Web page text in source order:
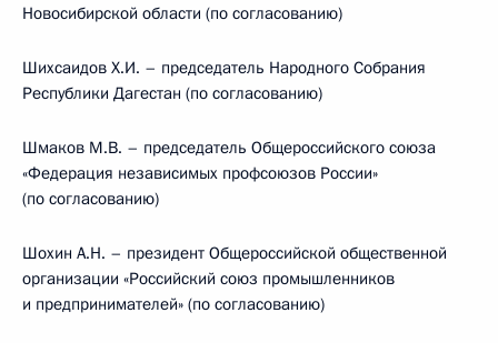
Новосибирской области (по согласованию)
Шихсаидов Х.И. – председатель Народного Собрания
Республики Дагестан (по согласованию)
Шмаков М.В. – председатель Общероссийского союза
«Федерация независимых профсоюзов России»
(по согласованию)
Шохин А.Н. – президент Общероссийской общественной
организации «Российский союз промышленников
и предпринимателей» (по согласованию)